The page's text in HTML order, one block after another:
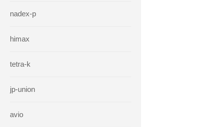
nadex-p
himax
tetra-k
jp-union
avio